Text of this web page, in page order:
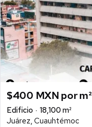
$400 MXN por m²
Edificio
18,100 m²
Juárez, Cuauhtémoc